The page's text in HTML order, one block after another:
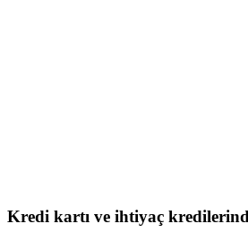
Kredi kartı ve ihtiyaç